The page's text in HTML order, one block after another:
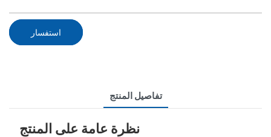
استفسار
تفاصيل المنتج
نظرة عامة على المنتج